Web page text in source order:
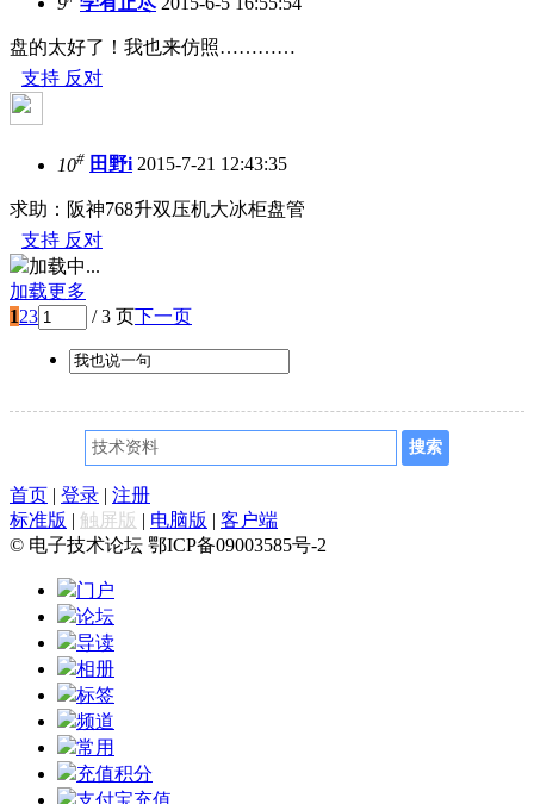
盘的太好了！我也来仿照…………
支持 反对
10# 田野i2015-7-21 12:43:35
求助：阪神768升双压机大冰柜盘管
支持 反对
加载中...
加载更多
123 / 3 页下一页
首页 | 登录 | 注册
标准版 | 触屏版 | 电脑版 | 客户端
© 电子技术论坛 鄂ICP备09003585号-2
门户
论坛
导读
相册
标签
频道
常用
充值积分
支付宝充值